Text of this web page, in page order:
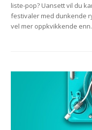
liste-pop? Uansett vil du
festivaler med dunkende
vel mer oppkvikkende